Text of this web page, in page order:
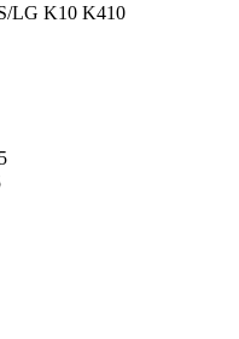
LG K10 K410